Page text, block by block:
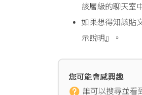
該層級的聊天室
如果想得知該貼
示說明』。
您可能會感興趣
誰可以搜尋並看